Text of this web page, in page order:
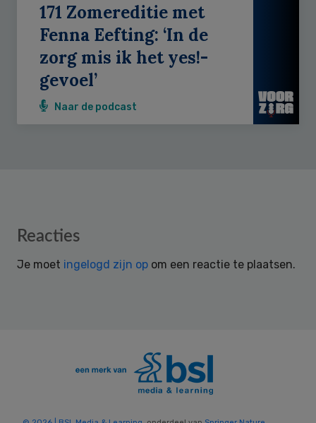
171 Zomereditie met
Fenna Eefting: ‘In de
zorg mis ik het yes!-
gevoel’
Naar de podcast
Reader
Reacties
Je moet ingelogd zijn op om een reactie te plaatsen.